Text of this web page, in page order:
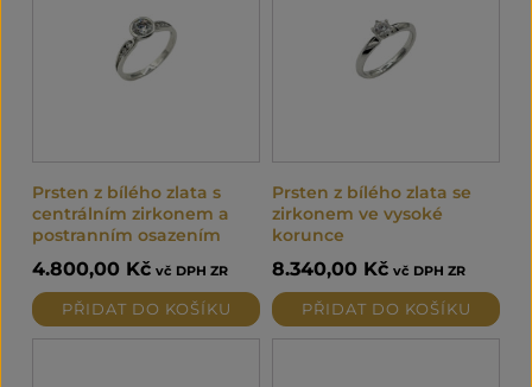
Prsten z bílého zlata s
centrálním zirkonem a
postranním osazením
4.800,00 Kč vč DPH ZR
PŘIDAT DO KOŠÍKU
Prsten z bílého zlata se
zirkonem ve vysoké
korunce
8.340,00 Kč vč DPH ZR
PŘIDAT DO KOŠÍKU